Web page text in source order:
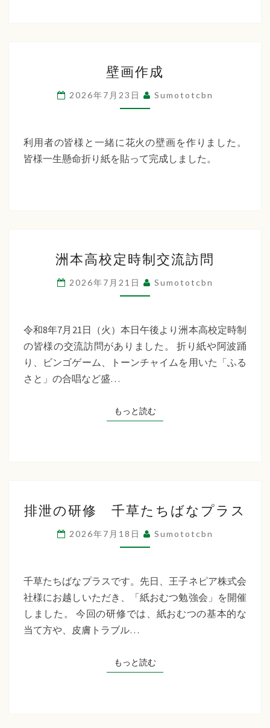
ー
ン
画
作
成
壁画作成
2026年7月23日 Sumototcbn
利用者の皆様と一緒に花火の壁画を作りました。
皆様一生懸命折り紙を貼って完成しました。
本
高
校
時
制
交
問
洲本高校定時制交流訪問
2026年7月21日 Sumototcbn
令和8年7月21日（火）本日午後より洲本高校定時制
の皆様の交流訪問がありました。 折り紙や阿波踊
り、ビンゴゲーム、トーンチャイムを用いた「ふる
さと」の合唱など盛…
もっと読むもっと読む
泄
の
研
千
草
た
な
排泄の研修 千草たちばなプラス
2026年7月18日 Sumototcbn
千草たちばなプラスです。先日、王子ネピア株式会
社様にお越しいただき、「紙おむつ勉強会」を開催
しました。 今回の研修では、紙おむつの基本的な
当て方や、皮膚トラブル…
もっと読むもっと読む